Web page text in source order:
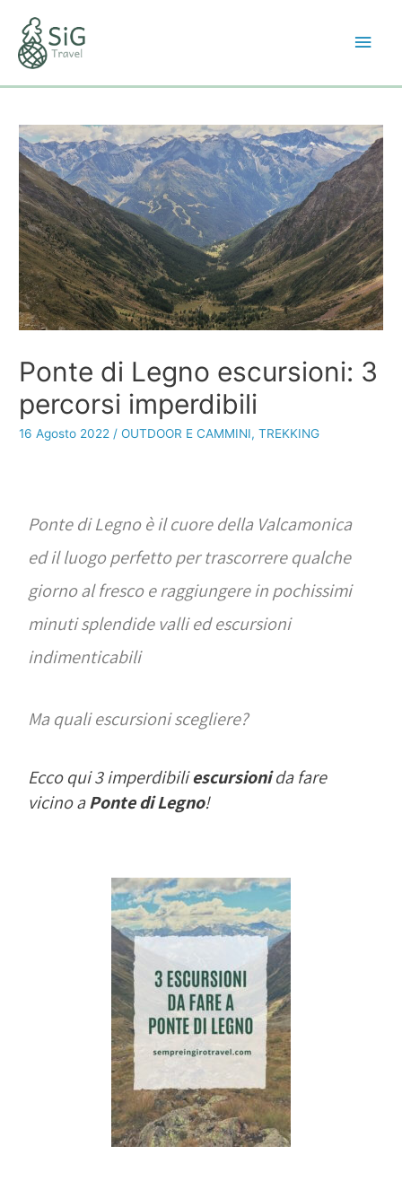
Ponte di Legno escursioni: 3
percorsi imperdibili
16 Agosto 2022 /OUTDOOR E CAMMINI,TREKKING
Ponte di Legno è il cuore della Valcamonica
ed il luogo perfetto per trascorrere qualche
giorno al fresco e raggiungere in pochissimi
minuti splendide valli ed escursioni
indimenticabili
Ma quali escursioni scegliere?
Ecco qui 3 imperdibiliescursionida fare
vicino aPonte di Legno!